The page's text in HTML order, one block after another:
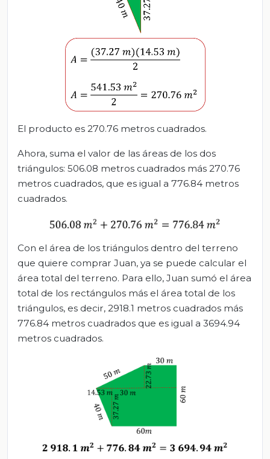
El producto es 270.76 metros cuadrados.
Ahora, suma el valor de las áreas de los dos
triángulos: 506.08 metros cuadrados más 270.76
metros cuadrados, que es igual a 776.84 metros
cuadrados.
Con el área de los triángulos dentro del terreno
que quiere comprar Juan, ya se puede calcular el
área total del terreno. Para ello, Juan sumó el área
total de los rectángulos más el área total de los
triángulos, es decir, 2918.1 metros cuadrados más
776.84 metros cuadrados que es igual a 3694.94
metros cuadrados.